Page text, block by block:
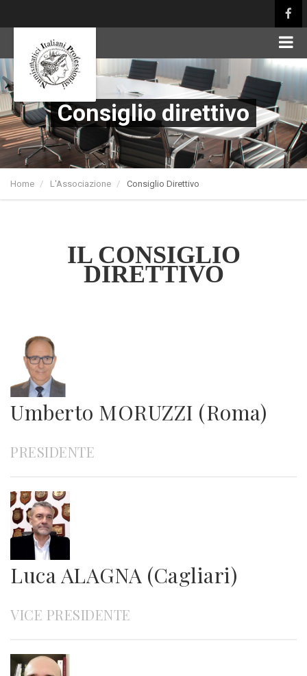
Consiglio direttivo
Home L'Associazione Consiglio Direttivo
IL CONSIGLIO
DIRETTIVO
Umberto MORUZZI (Roma)
PRESIDENTE
Luca ALAGNA (Cagliari)
VICE PRESIDENTE